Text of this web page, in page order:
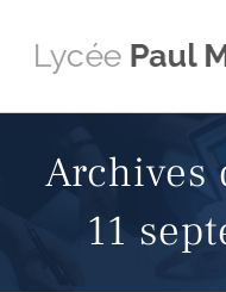
Archives
11